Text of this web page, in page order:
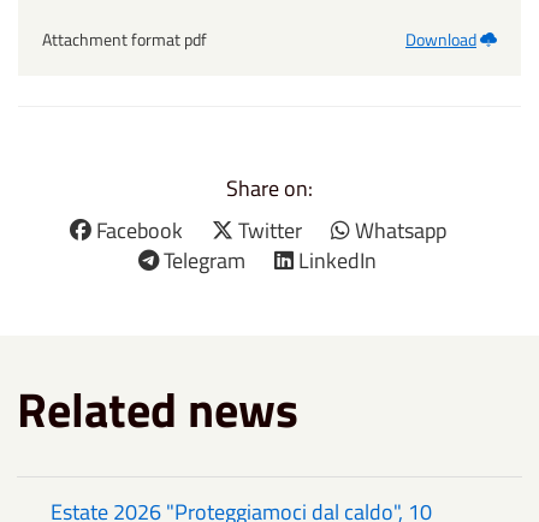
Attachment format pdf Download
Share on:
Facebook
Twitter
Whatsapp
Telegram
LinkedIn
Related news
Estate 2026 "Proteggiamoci dal caldo", 10